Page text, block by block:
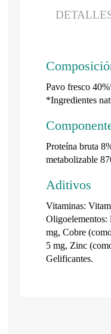
Pavo fresco
*Ingredientes
Proteína bruta
metabolizable
Aditivos
Vitaminas:
mg, Cobre
5 mg, Zinc
Gelificantes.